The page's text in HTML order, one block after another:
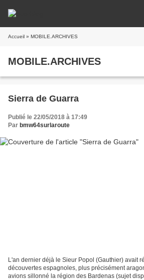
Accueil » MOBILE.ARCHIVES
MOBILE.ARCHIVES
Sierra de Guarra
Publié le 22/05/2018 à 17:49
Par bmw64surlaroute
L'an dernier déjà le Sieur Popol (Gauthier) avait
découvertes espagnoles, plus précisément
avions sillonné la région des Bardenas (sujet